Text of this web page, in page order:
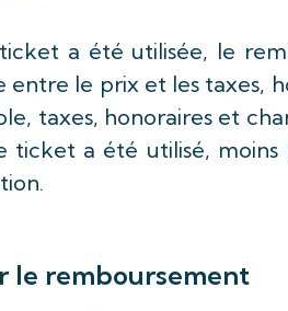
ticket a été utilisée, le
le prix et les taxes,
taxes, honoraires et
ticket a été utilisé, moins
le remboursement